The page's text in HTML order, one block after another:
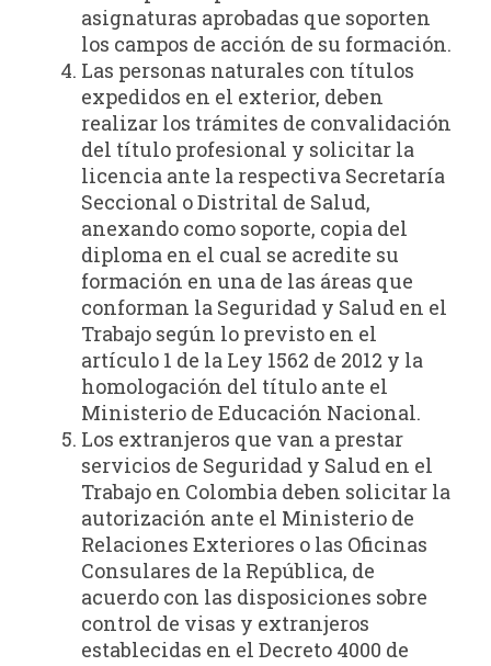
asignaturas aprobadas que soporten
los campos de acción de su formación.
Las personas naturales con títulos
expedidos en el exterior, deben
realizar los trámites de convalidación
del título profesional y solicitar la
licencia ante la respectiva Secretaría
Seccional o Distrital de Salud,
anexando como soporte, copia del
diploma en el cual se acredite su
formación en una de las áreas que
conforman la Seguridad y Salud en el
Trabajo según lo previsto en el
artículo 1 de la Ley 1562 de 2012 y la
homologación del título ante el
Ministerio de Educación Nacional.
Los extranjeros que van a prestar
servicios de Seguridad y Salud en el
Trabajo en Colombia deben solicitar la
autorización ante el Ministerio de
Relaciones Exteriores o las Oficinas
Consulares de la República, de
acuerdo con las disposiciones sobre
control de visas y extranjeros
establecidas en el Decreto 4000 de